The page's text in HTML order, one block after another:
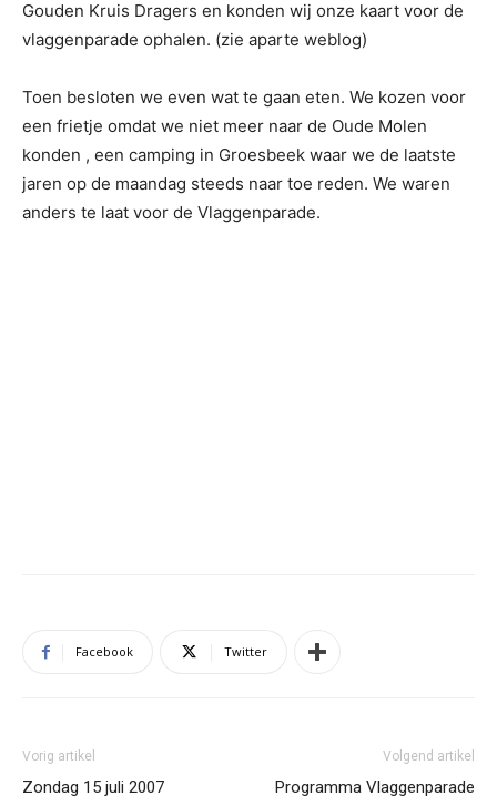
Gouden Kruis Dragers en konden wij onze kaart voor de
vlaggenparade ophalen. (zie aparte weblog)
Toen besloten we even wat te gaan eten. We kozen voor
een frietje omdat we niet meer naar de Oude Molen
konden , een camping in Groesbeek waar we de laatste
jaren op de maandag steeds naar toe reden. We waren
anders te laat voor de Vlaggenparade.
Facebook Twitter
Vorig artikel
Zondag 15 juli 2007
Volgend artikel
Programma Vlaggenparade